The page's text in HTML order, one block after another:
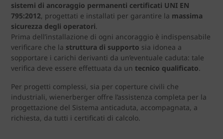
sistemi di ancoraggio permanenti certificati UNI EN
795:2012, progettati e installati per garantire la massima
sicurezza degli operatori.
Prima dell’installazione di ogni ancoraggio è indispensabile
verificare che la struttura di supporto sia idonea a
sopportare i carichi derivanti da un’eventuale caduta: tale
verifica deve essere effettuata da un tecnico qualificato.
Per progetti complessi, sia per coperture civili che
industriali, wienerberger offre l’assistenza completa per la
progettazione del Sistema anticaduta, accompagnata, a
richiesta, da tutti i certificati di calcolo.